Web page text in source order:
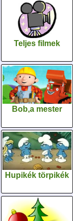
Teljes filmek
Bob,a mester
Hupikék törpikék